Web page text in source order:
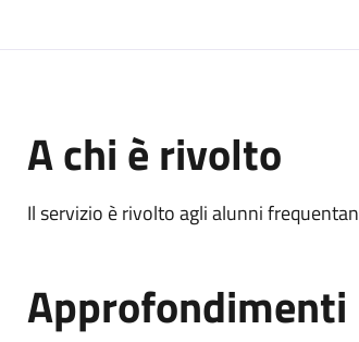
A chi è rivolto
Il servizio è rivolto agli alunni
Approfondimenti